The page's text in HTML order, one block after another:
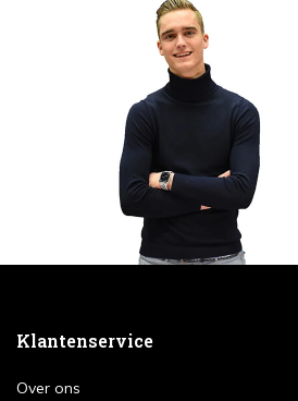
Klantenservice
Over ons